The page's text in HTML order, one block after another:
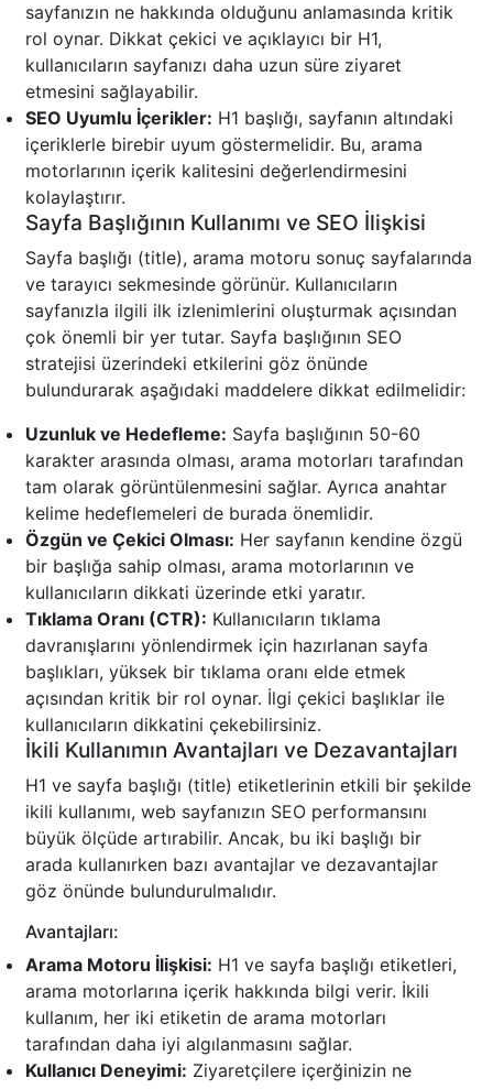
sayfanızın ne hakkında olduğunu anlamasında kritik
rol oynar. Dikkat çekici ve açıklayıcı bir H1,
kullanıcıların sayfanızı daha uzun süre ziyaret
etmesini sağlayabilir.
SEO Uyumlu İçerikler: H1 başlığı, sayfanın altındaki
içeriklerle birebir uyum göstermelidir. Bu, arama
motorlarının içerik kalitesini değerlendirmesini
kolaylaştırır.
Sayfa Başlığının Kullanımı ve SEO İlişkisi
Sayfa başlığı (title), arama motoru sonuç sayfalarında
ve tarayıcı sekmesinde görünür. Kullanıcıların
sayfanızla ilgili ilk izlenimlerini oluşturmak açısından
çok önemli bir yer tutar. Sayfa başlığının SEO
stratejisi üzerindeki etkilerini göz önünde
bulundurarak aşağıdaki maddelere dikkat edilmelidir:
Uzunluk ve Hedefleme: Sayfa başlığının 50-60
karakter arasında olması, arama motorları tarafından
tam olarak görüntülenmesini sağlar. Ayrıca anahtar
kelime hedeflemeleri de burada önemlidir.
Özgün ve Çekici Olması: Her sayfanın kendine özgü
bir başlığa sahip olması, arama motorlarının ve
kullanıcıların dikkati üzerinde etki yaratır.
Tıklama Oranı (CTR): Kullanıcıların tıklama
davranışlarını yönlendirmek için hazırlanan sayfa
başlıkları, yüksek bir tıklama oranı elde etmek
açısından kritik bir rol oynar. İlgi çekici başlıklar ile
kullanıcıların dikkatini çekebilirsiniz.
İkili Kullanımın Avantajları ve Dezavantajları
H1 ve sayfa başlığı (title) etiketlerinin etkili bir şekilde
ikili kullanımı, web sayfanızın SEO performansını
büyük ölçüde artırabilir. Ancak, bu iki başlığı bir
arada kullanırken bazı avantajlar ve dezavantajlar
göz önünde bulundurulmalıdır.
Avantajları:
Arama Motoru İlişkisi: H1 ve sayfa başlığı etiketleri,
arama motorlarına içerik hakkında bilgi verir. İkili
kullanım, her iki etiketin de arama motorları
tarafından daha iyi algılanmasını sağlar.
Kullanıcı Deneyimi: Ziyaretçilere içerğinizin ne